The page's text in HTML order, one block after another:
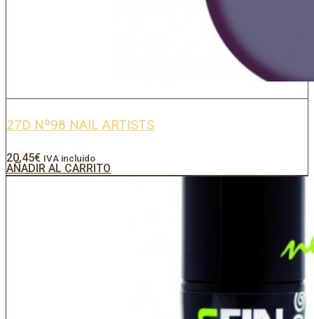
27D Nº98 NAIL ARTISTS
20,45€ IVA incluido
AÑADIR AL CARRITO